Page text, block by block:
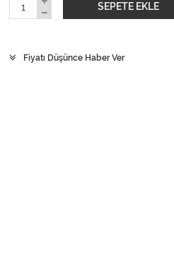
SEPETE EKLE
Fiyatı Düşünce Haber Ver